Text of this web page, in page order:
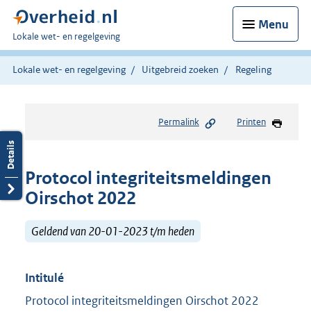
Menu
U
bent
hier:
Lokale wet- en regelgeving
Lokale wet- en regelgeving Uitgebreid zoeken Regeling
Permalink Printen
Protocol integriteitsmeldingen
Oirschot 2022
Geldend van 20-01-2023 t/m heden
Intitulé
Protocol integriteitsmeldingen Oirschot 2022